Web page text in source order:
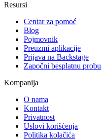
Resursi
Centar za pomoć
Blog
Pojmovnik
Preuzmi aplikacije
Prijava na Backstage
Započni besplatnu probu
Kompanija
O nama
Kontakt
Privatnost
Uslovi korišćenja
Politika kolačića